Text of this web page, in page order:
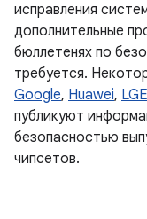
исправления
дополнительные
бюллетенях по
требуется.
Google, Huawei, LGE
публикуют
безопасностью
чипсетов.